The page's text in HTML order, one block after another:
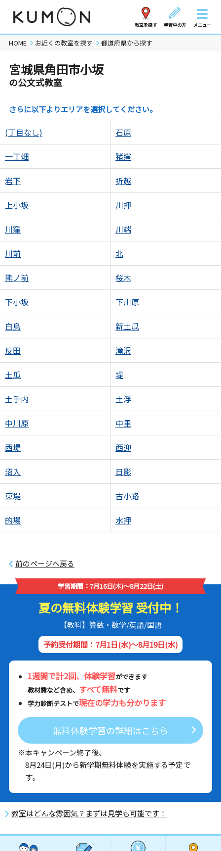
教室を探す 学習中の方 メニュー
HOME お近くの教室を探す 都道府県から探す
宮城県角田市小坂
の公文式教室
さらに以下よりエリアを選択してください。
(丁目なし) 石原
一丁畑 猪窪
岩下 折越
上小坂 川押
川窪 川端
川前 北
熊ノ前 桜木
下小坂 下川原
白鳥 新土瓜
反田 滝沢
土瓜 堤
土手内 土浮
中川原 中里
西堤 西迎
沼入 日影
東堤 古小路
的場 水押
前のページへ戻る
学習期間：7月16日(木)～8月22日(土)
夏の無料体験学習 受付中！
【教科】算数・数学/英語/国語
予約受付期間：7月1日(水)～8月19日(水)
1週間で計2回、体験学習ができます
教材費など含め、 すべて無料です
学力診断テストで現在の学力も分かります
無料体験学習の詳細はこちら
※本キャンペーン終了後、
8月24日(月)から新学期無料体験を実施する予定で
す。
教室はどんな雰囲気？まずは見学も可能です！